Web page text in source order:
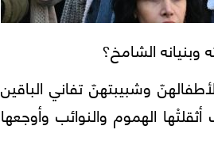
الشامخ؟
وشبيبتهنّ تفاني الباقين
الهموم والنوائب وأوجعها